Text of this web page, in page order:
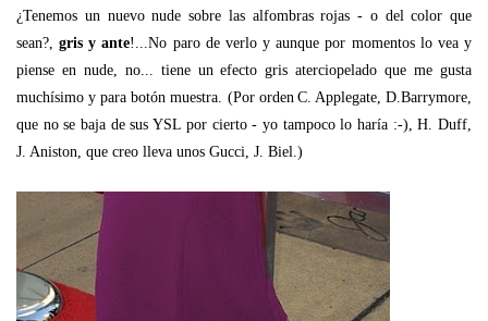
¿Tenemos un nuevo nude sobre las alfombras rojas - o del color que
sean?,gris y ante!...No paro de verlo y aunque por momentos lo vea y
piense en nude, no... tiene un efecto gris aterciopelado que me gusta
muchísimo y para botón muestra. (Por orden C. Applegate, D.Barrymore,
que no se baja de sus YSL por cierto - yo tampoco lo haría :-), H. Duff,
J. Aniston, que creo lleva unos Gucci, J. Biel.)